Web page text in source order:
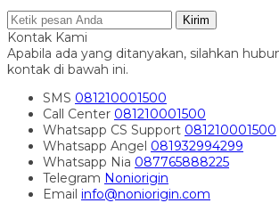
Kirim
Kontak Kami
Apabila ada yang ditanyakan, silahkan
kontak di bawah ini.
SMS 081210001500
Call Center 081210001500
Whatsapp CS Support 081210001500
Whatsapp Angel 081932994299
Whatsapp Nia 087765888225
Telegram Noniorigin
Email info@noniorigin.com